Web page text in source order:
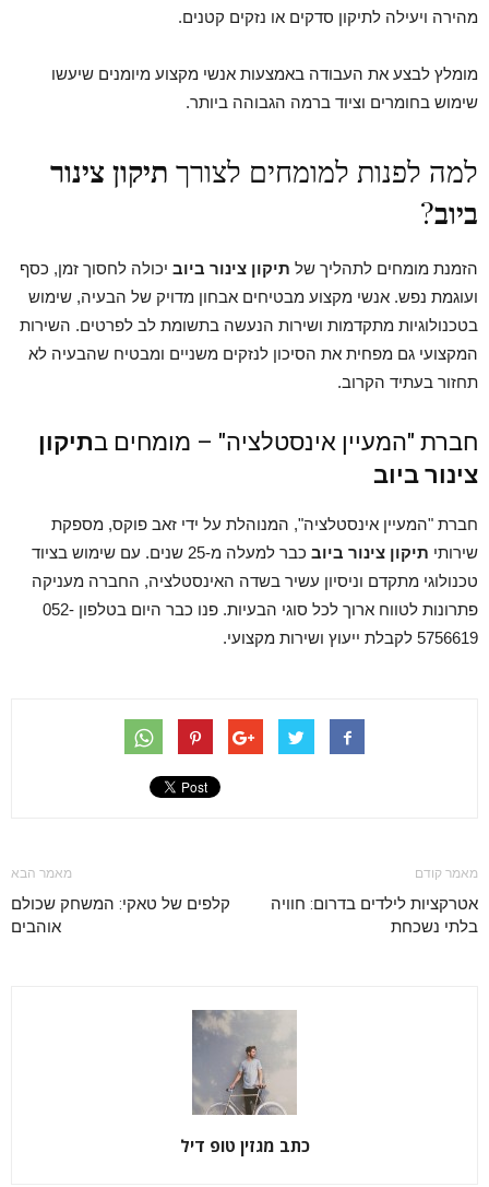
מהירה ויעילה לתיקון סדקים או נזקים קטנים.
מומלץ לבצע את העבודה באמצעות אנשי מקצוע מיומנים שיעשו
שימוש בחומרים וציוד ברמה הגבוהה ביותר.
למה לפנות למומחים לצורך תיקון צינור
ביוב?
הזמנת מומחים לתהליך של תיקון צינור ביוב יכולה לחסוך זמן, כסף
ועוגמת נפש. אנשי מקצוע מבטיחים אבחון מדויק של הבעיה, שימוש
בטכנולוגיות מתקדמות ושירות הנעשה בתשומת לב לפרטים. השירות
המקצועי גם מפחית את הסיכון לנזקים משניים ומבטיח שהבעיה לא
תחזור בעתיד הקרוב.
חברת "המעיין אינסטלציה" – מומחים בתיקון
צינור ביוב
חברת "המעיין אינסטלציה", המנוהלת על ידי זאב פוקס, מספקת
שירותי תיקון צינור ביוב
כבר למעלה מ-25 שנים. עם שימוש בציוד
טכנולוגי מתקדם וניסיון עשיר בשדה האינסטלציה, החברה מעניקה
פתרונות לטווח ארוך לכל סוגי הבעיות. פנו כבר היום בטלפון 052-
5756619 לקבלת ייעוץ ושירות מקצועי.
מאמר קודם
אטרקציות לילדים בדרום: חוויה
בלתי נשכחת
מאמר הבא
קלפים של טאקי: המשחק שכולם
אוהבים
כתב מגזין טופ דיל